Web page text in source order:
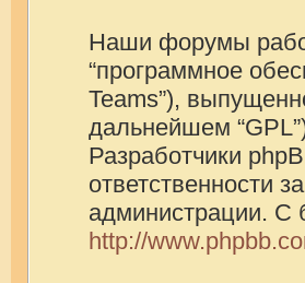
Наши форумы
“программное
Teams”),
дальнейшем
Разработчики
ответственности
администрации. С
http://